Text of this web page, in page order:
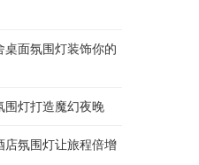
面氛围灯装饰你的
围灯打造魔幻夜晚
店氛围灯让旅程倍增